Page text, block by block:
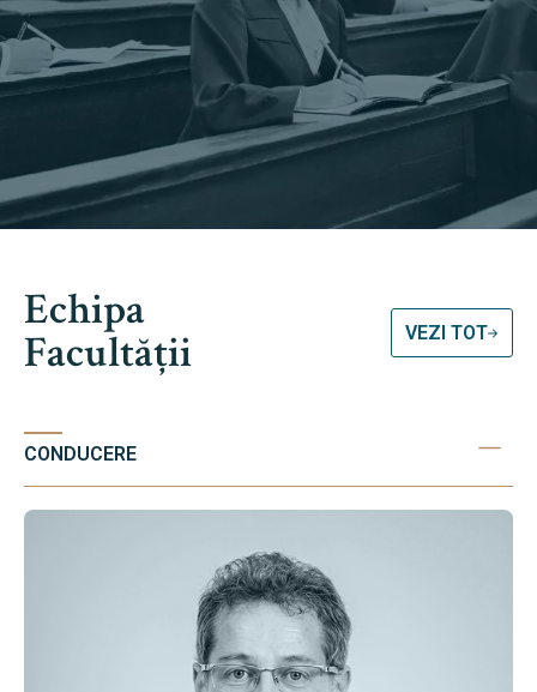
Echipa
Facultății VEZI TOT
CONDUCERE